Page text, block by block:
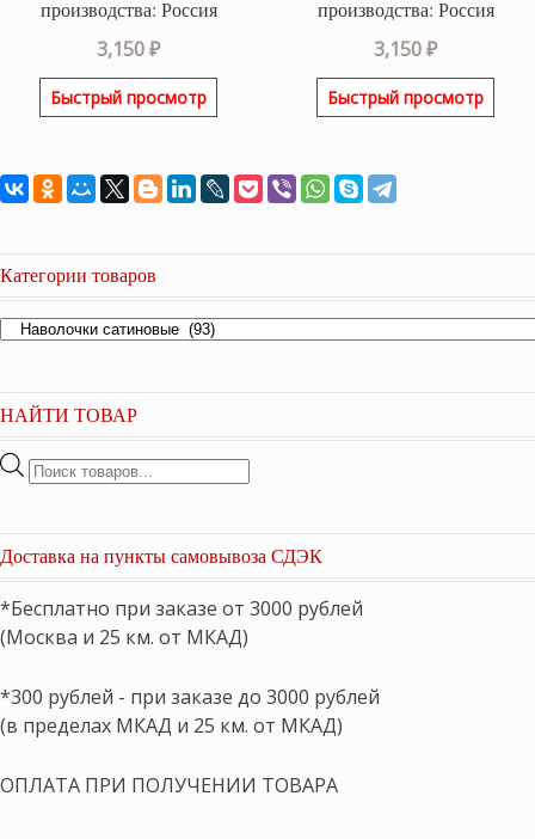
производства: Россия
3,150₽
Быстрый просмотр
производства: Россия
3,150₽
Быстрый просмотр
Категории товаров
НАЙТИ ТОВАР
Поиск
Доставка на пункты самовывоза СДЭК
*Бесплатно при заказе от 3000 рублей
(Москва и 25 км. от МКАД)
*300 рублей - при заказе до 3000 рублей
(в пределах МКАД и 25 км. от МКАД)
ОПЛАТА ПРИ ПОЛУЧЕНИИ ТОВАРА